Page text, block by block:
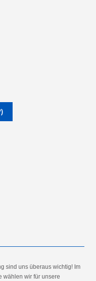
sind uns überaus wichtig! Im
wählen wir für unsere